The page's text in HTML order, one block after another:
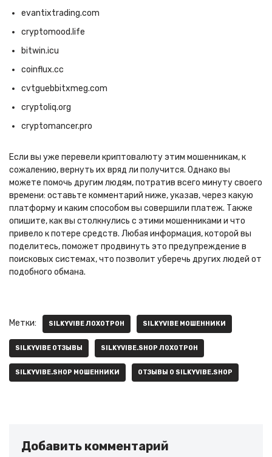
evantixtrading.com
cryptomood.life
bitwin.icu
coinflux.cc
cvtguebbitxmeg.com
cryptoliq.org
cryptomancer.pro
Если вы уже перевели криптовалюту этим мошенникам, к
сожалению, вернуть их вряд ли получится. Однако вы
можете помочь другим людям, потратив всего минуту своего
времени: оставьте комментарий ниже, указав, через какую
платформу и каким способом вы совершили платеж. Также
опишите, как вы столкнулись с этими мошенниками и что
привело к потере средств. Любая информация, которой вы
поделитесь, поможет продвинуть это предупреждение в
поисковых системах, что позволит уберечь других людей от
подобного обмана.
Метки: SILKYVIBE ЛОХОТРОН SILKYVIBE МОШЕННИКИ
SILKYVIBE ОТЗЫВЫ SILKYVIBE.SHOP ЛОХОТРОН
SILKYVIBE.SHOP МОШЕННИКИ ОТЗЫВЫ О SILKYVIBE.SHOP
Добавить комментарий